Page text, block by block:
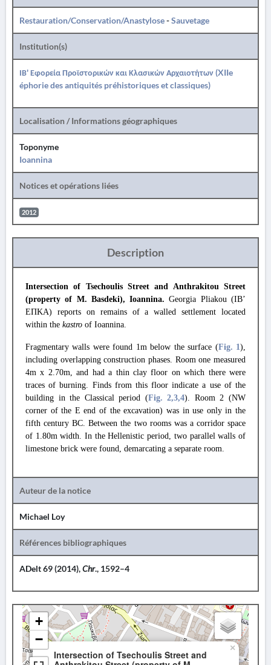
Restauration/Conservation/Anastylose-Sauvetage
Institution(s)
ΙΒ' Εφορεία Προϊστορικών και Κλασικών Αρχαιοτήτων (XIIe
éphorie des antiquités préhistoriques et classiques)
Localisation / Informations géographiques
Toponyme
Ioannina
Notices et opérations liées
2012
Description
Intersection of Tsechoulis Street and Anthrakitou Street
(property of M. Basdeki), Ioannina. Georgia Pliakou (IB’
ΕΠΚΑ) reports on remains of a walled settlement located
within the kastro of Ioannina.
Fragmentary walls were found 1m below the surface (Fig. 1),
including overlapping construction phases. Room one measured
4m x 2.70m, and had a thin clay floor on which there were
traces of burning. Finds from this floor indicate a use of the
building in the Classical period (Fig. 2,3,4). Room 2 (NW
corner of the E end of the excavation) was in use only in the
fifth century BC. Between the two rooms was a corridor space
of 1.80m width. In the Hellenistic period, two parallel walls of
limestone brick were found, demarcating a separate room.
Auteur de la notice
Michael Loy
Références bibliographiques
ADelt 69 (2014),Chr., 1592–4
Intersection of Tsechoulis Street and
×
+
−